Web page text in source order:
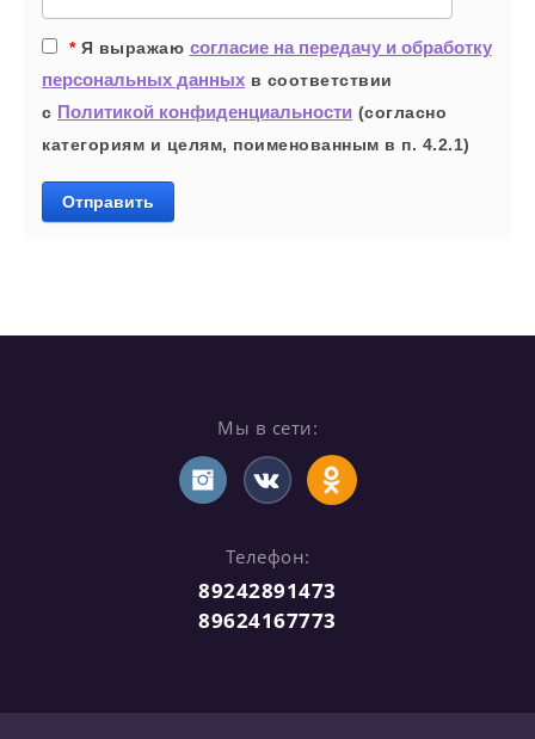
*Я выражаю согласие на передачу и обработку
персональных данных в соответствии
с Политикой конфиденциальности (согласно
категориям и целям, поименованным в п. 4.2.1)
Отправить
Мы в сети:
Телефон:
89242891473
89624167773